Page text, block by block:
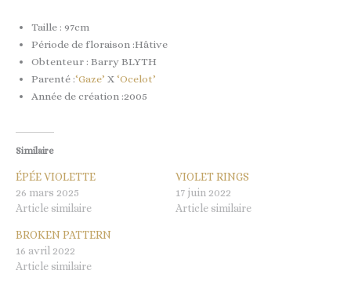
Taille : 97cm
Période de floraison :Hâtive
Obtenteur : Barry BLYTH
Parenté :‘Gaze’ X ‘Ocelot’
Année de création :2005
Similaire
ÉPÉE VIOLETTE
26 mars 2025
Article similaire
VIOLET RINGS
17 juin 2022
Article similaire
BROKEN PATTERN
16 avril 2022
Article similaire